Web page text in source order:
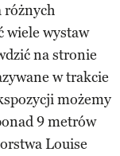
różnych
wiele wystaw
na stronie
w trakcie
możemy
9 metrów
Louise